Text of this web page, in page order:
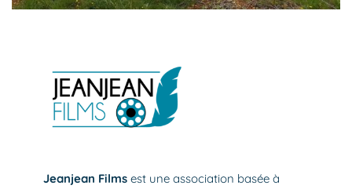
Jeanjean Films est une association basée à